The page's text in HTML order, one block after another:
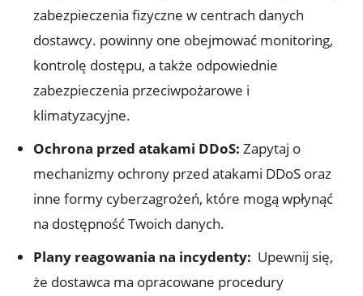
zabezpieczenia fizyczne w⁢ centrach⁣ danych
dostawcy. powinny⁣ one obejmować monitoring,
kontrolę dostępu, a także odpowiednie
zabezpieczenia przeciwpożarowe i
klimatyzacyjne.
Ochrona przed atakami DDoS: Zapytaj‍ o
mechanizmy ochrony przed ​atakami DDoS oraz
inne formy ​cyberzagrożeń, które mogą wpłynąć
na dostępność Twoich danych.
Plany​ reagowania na‍ incydenty: ⁣ Upewnij się,
⁢że ‍dostawca ma opracowane⁢ procedury